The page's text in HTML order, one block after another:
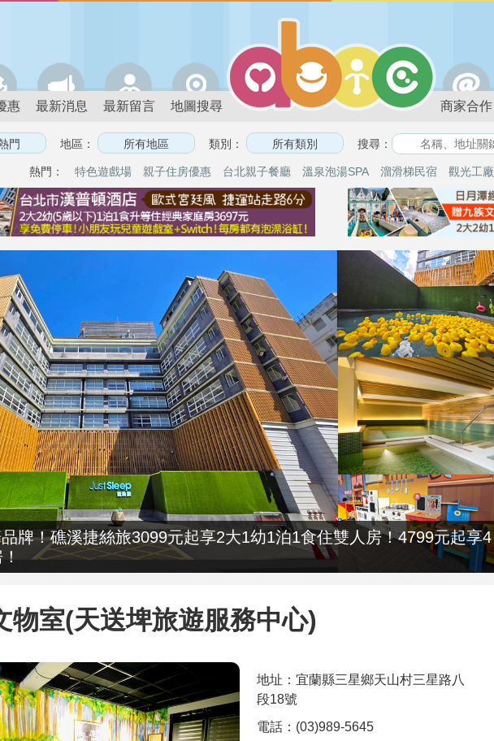
惠 最新消息 最新留言 地圖搜尋 商家合作
地區： 類別： 搜尋：
熱門： 特色遊戲場 親子住房優惠 台北親子餐廳 溫泉泡湯SPA 溜滑梯民宿 觀光工廠
牌！礁溪捷絲旅3099元起享2大1幼1泊1食住雙人房！4799元起享4
物室(天送埤旅遊服務中心)
地址：宜蘭縣三星鄉天山村三星路八
段18號
電話：(03)989-5645